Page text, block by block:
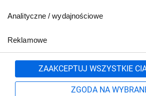
Analityczne / wydajnościowe
Reklamowe
ZAAKCEPTUJ WSZYSTKIE
ZGODA NA
801 500 700 lub
71 37
Formularz